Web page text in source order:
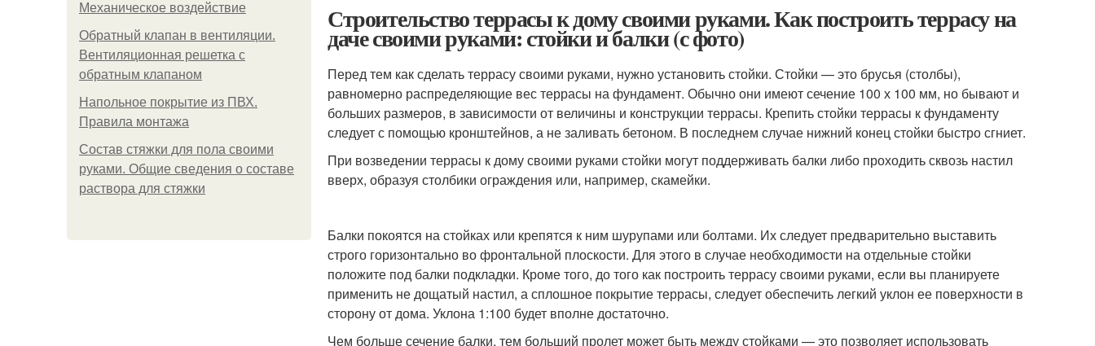
Механическое воздействие
Обратный клапан в вентиляции.
Вентиляционная решетка с
обратным клапаном
Напольное покрытие из ПВХ.
Правила монтажа
Состав стяжки для пола своими
руками. Общие сведения о составе
раствора для стяжки
Строительство террасы к дому своими руками. Как построить террасу на
даче своими руками: стойки и балки (с фото)
Перед тем как сделать террасу своими руками, нужно установить стойки. Стойки — это брусья (столбы),
равномерно распределяющие вес террасы на фундамент. Обычно они имеют сечение 100 х 100 мм, но бывают и
больших размеров, в зависимости от величины и конструкции террасы. Крепить стойки террасы к фундаменту
следует с помощью кронштейнов, а не заливать бетоном. В последнем случае нижний конец стойки быстро сгниет.
При возведении террасы к дому своими руками стойки могут поддерживать балки либо проходить сквозь настил
вверх, образуя столбики ограждения или, например, скамейки.
Балки покоятся на стойках или крепятся к ним шурупами или болтами. Их следует предварительно выставить
строго горизонтально во фронтальной плоскости. Для этого в случае необходимости на отдельные стойки
положите под балки подкладки. Кроме того, до того как построить террасу своими руками, если вы планируете
применить не дощатый настил, а сплошное покрытие террасы, следует обеспечить легкий уклон ее поверхности в
сторону от дома. Уклона 1:100 будет вполне достаточно.
Чем больше сечение балки, тем больший пролет может быть между стойками — это позволяет использовать